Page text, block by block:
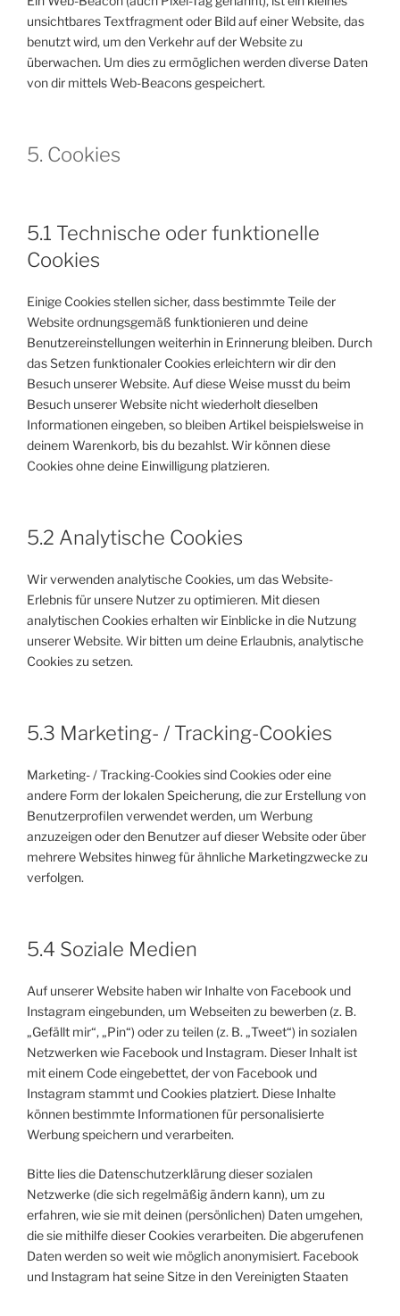
unsichtbares Textfragment oder Bild auf einer Website, das
benutzt wird, um den Verkehr auf der Website zu
überwachen. Um dies zu ermöglichen werden diverse Daten
von dir mittels Web-Beacons gespeichert.
5. Cookies
5.1 Technische oder funktionelle
Cookies
Einige Cookies stellen sicher, dass bestimmte Teile der
Website ordnungsgemäß funktionieren und deine
Benutzereinstellungen weiterhin in Erinnerung bleiben. Durch
das Setzen funktionaler Cookies erleichtern wir dir den
Besuch unserer Website. Auf diese Weise musst du beim
Besuch unserer Website nicht wiederholt dieselben
Informationen eingeben, so bleiben Artikel beispielsweise in
deinem Warenkorb, bis du bezahlst. Wir können diese
Cookies ohne deine Einwilligung platzieren.
5.2 Analytische Cookies
Wir verwenden analytische Cookies, um das Website-
Erlebnis für unsere Nutzer zu optimieren. Mit diesen
analytischen Cookies erhalten wir Einblicke in die Nutzung
unserer Website. Wir bitten um deine Erlaubnis, analytische
Cookies zu setzen.
5.3 Marketing- / Tracking-Cookies
Marketing- / Tracking-Cookies sind Cookies oder eine
andere Form der lokalen Speicherung, die zur Erstellung von
Benutzerprofilen verwendet werden, um Werbung
anzuzeigen oder den Benutzer auf dieser Website oder über
mehrere Websites hinweg für ähnliche Marketingzwecke zu
verfolgen.
5.4 Soziale Medien
Auf unserer Website haben wir Inhalte von Facebook und
Instagram eingebunden, um Webseiten zu bewerben (z. B.
„Gefällt mir“, „Pin“) oder zu teilen (z. B. „Tweet“) in sozialen
Netzwerken wie Facebook und Instagram. Dieser Inhalt ist
mit einem Code eingebettet, der von Facebook und
Instagram stammt und Cookies platziert. Diese Inhalte
können bestimmte Informationen für personalisierte
Werbung speichern und verarbeiten.
Bitte lies die Datenschutzerklärung dieser sozialen
Netzwerke (die sich regelmäßig ändern kann), um zu
erfahren, wie sie mit deinen (persönlichen) Daten umgehen,
die sie mithilfe dieser Cookies verarbeiten. Die abgerufenen
Daten werden so weit wie möglich anonymisiert. Facebook
und Instagram hat seine Sitze in den Vereinigten Staaten